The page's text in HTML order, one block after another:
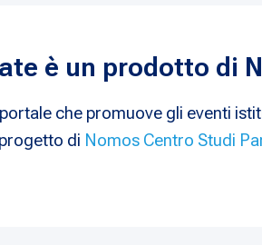
è un prodotto di
che promuove gli eventi
di Nomos Centro Studi